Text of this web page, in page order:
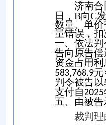
济南合
日， B向C
数量、单
量错误，
一、依法
告向原告偿
资金占用利
583,768.9元
判令被告以
支付自 2025
五、由被
裁判理